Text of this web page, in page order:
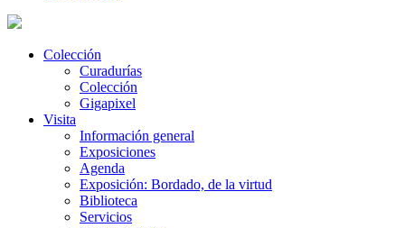
Colección
Curadurías
Colección
Gigapixel
Visita
Información general
Exposiciones
Agenda
Exposición: Bordado, de la virtud
Biblioteca
Servicios